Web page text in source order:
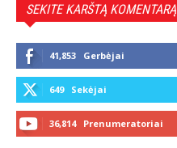
SEKITE KARŠTĄ KOMENTARĄ
41,853 Gerbėjai
649 Sekėjai
36,814 Prenumeratoriai